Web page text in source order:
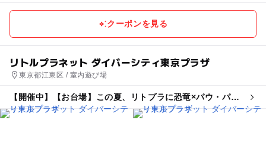
クーポンを見る
リトルプラネット ダイバーシティ東京プラザ
東京都江東区 / 室内遊び場
【開催中】【お台場】この夏、リトプラに恐竜×パウ・パト
ロールがやってくる!